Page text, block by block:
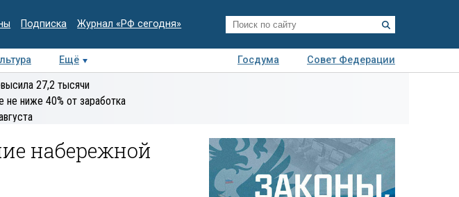
Подписка Журнал «РФ сегодня»
Ещё Госдума
Совет Федерации
Колумнисты
27,2 тысячи
не ниже 40% от заработка
набережной